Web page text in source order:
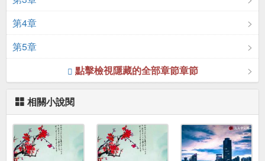
第4章
第5章
點擊檢視隱藏的全部章節章節
相關小說閱